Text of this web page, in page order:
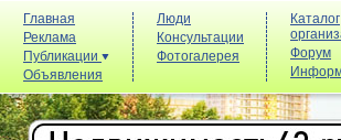
Главная
Реклама
Публикации
Объявления
Люди
Консультации
Фотогалерея
Каталог
Форум